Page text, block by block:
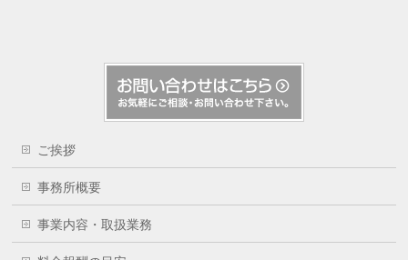
ご挨拶
事務所概要
事業内容・取扱業務